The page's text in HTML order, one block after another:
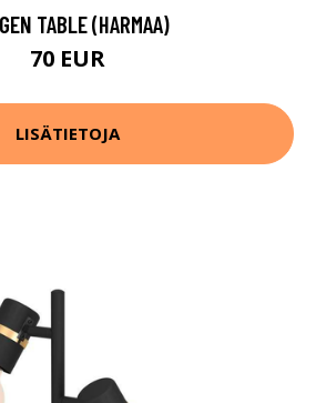
TABLE (HARMAA)
70 EUR
LISÄTIETOJA